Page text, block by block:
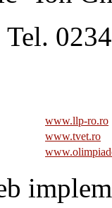
www.llp-ro.ro
www.tvet.ro